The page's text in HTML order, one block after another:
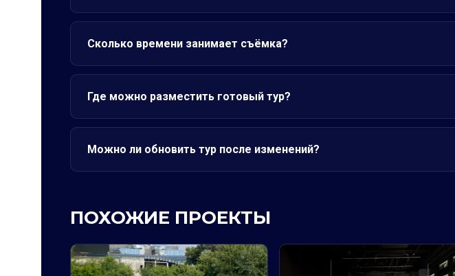
Сколько времени занимает съёмка?
Где можно разместить готовый тур?
Можно ли обновить тур после изменений?
ПОХОЖИЕ ПРОЕКТЫ